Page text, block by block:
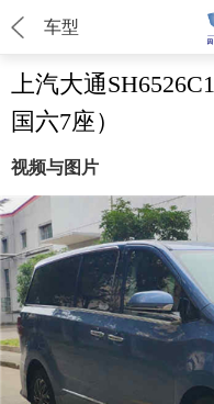
车型
上汽大通
国六7座）
视频与图片